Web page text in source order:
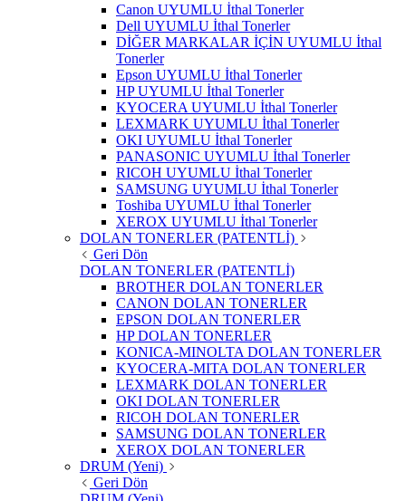
Canon UYUMLU İthal Tonerler
Dell UYUMLU İthal Tonerler
DİĞER MARKALAR İÇİN UYUMLU İthal
Tonerler
Epson UYUMLU İthal Tonerler
HP UYUMLU İthal Tonerler
KYOCERA UYUMLU İthal Tonerler
LEXMARK UYUMLU İthal Tonerler
OKI UYUMLU İthal Tonerler
PANASONIC UYUMLU İthal Tonerler
RICOH UYUMLU İthal Tonerler
SAMSUNG UYUMLU İthal Tonerler
Toshiba UYUMLU İthal Tonerler
XEROX UYUMLU İthal Tonerler
DOLAN TONERLER (PATENTLİ)
Geri Dön
DOLAN TONERLER (PATENTLİ)
BROTHER DOLAN TONERLER
CANON DOLAN TONERLER
EPSON DOLAN TONERLER
HP DOLAN TONERLER
KONICA-MINOLTA DOLAN TONERLER
KYOCERA-MITA DOLAN TONERLER
LEXMARK DOLAN TONERLER
OKI DOLAN TONERLER
RICOH DOLAN TONERLER
SAMSUNG DOLAN TONERLER
XEROX DOLAN TONERLER
DRUM (Yeni)
Geri Dön